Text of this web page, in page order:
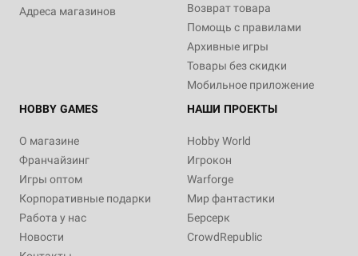
Адреса магазинов
Возврат товара
Помощь с правилами
Архивные игры
Товары без скидки
Мобильное приложение
HOBBY GAMES
О магазине
Франчайзинг
Игры оптом
Корпоративные подарки
Работа у нас
Новости
НАШИ ПРОЕКТЫ
Hobby World
Игрокон
Warforge
Мир фантастики
Берсерк
CrowdRepublic